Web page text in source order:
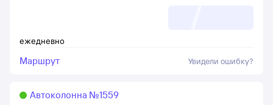
ежедневно
Маршрут Увидели ошибку?
Автоколонна №1559